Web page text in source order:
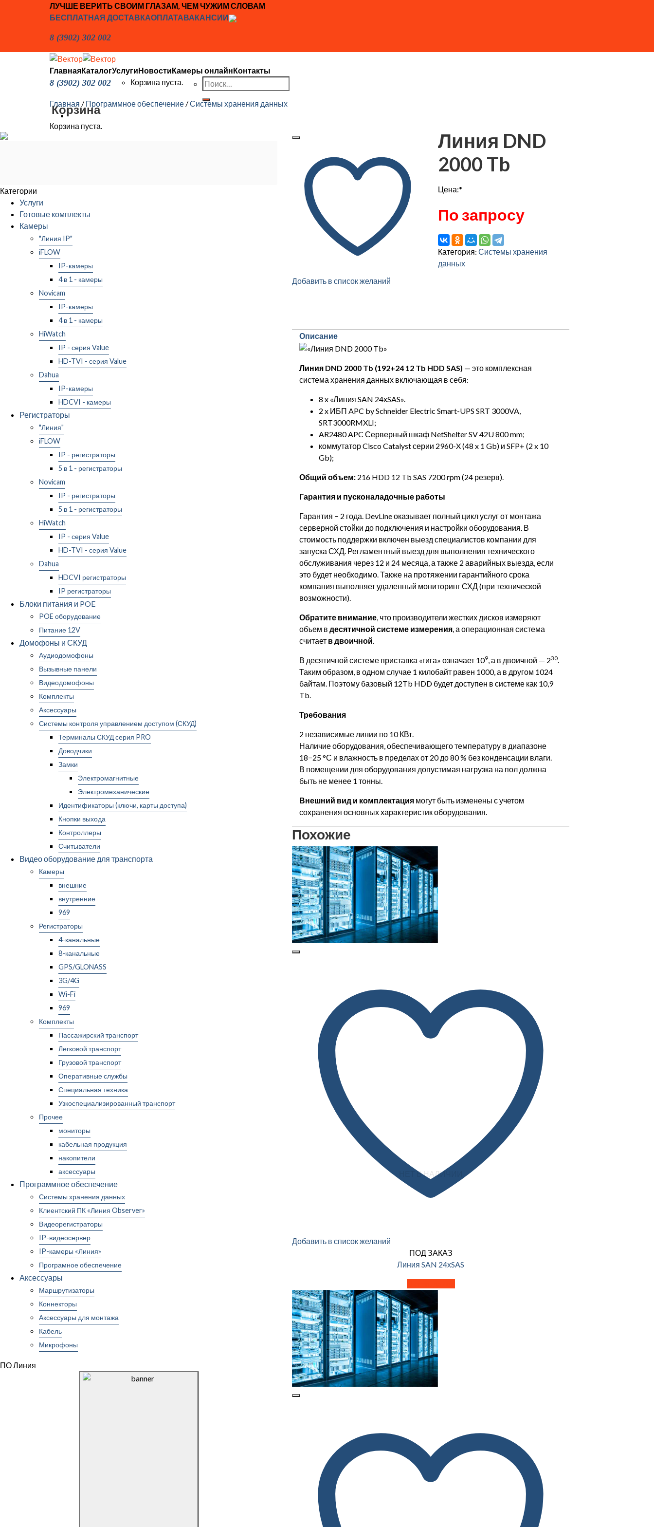
ЛУЧШЕ ВЕРИТЬ СВОИМ ГЛАЗАМ, ЧЕМ ЧУЖИМ СЛОВАМ
БЕСПЛАТНАЯ ДОСТАВКАОПЛАТАВАКАНСИИ
8 (3902) 302 002
ГлавнаяКаталогУслугиНовостиКамеры онлайнКонтакты
8 (3902) 302 002 Корзина пуста. Искать:
Корзина
Корзина пуста.
Главная / Программное обеспечение /Системы хранения данных
Категории
Услуги
Готовые комплекты
Камеры
"Линия IP"
iFLOW
IP-камеры
4 в 1 - камеры
Novicam
IP-камеры
4 в 1 - камеры
HiWatch
IP - серия Value
HD-TVI - серия Value
Dahua
IP-камеры
HDCVI - камеры
Регистраторы
"Линия"
iFLOW
IP - регистраторы
5 в 1 - регистраторы
Novicam
IP - регистраторы
5 в 1 - регистраторы
HiWatch
IP - серия Value
HD-TVI - серия Value
Dahua
HDCVI регистраторы
IP регистраторы
Блоки питания и POE
POE оборудование
Питание 12V
Домофоны и СКУД
Аудиодомофоны
Вызывные панели
Видеодомофоны
Комплекты
Аксессуары
Системы контроля управлением доступом (СКУД)
Терминалы СКУД серия PRO
Доводчики
Замки
Электромагнитные
Электромеханические
Идентификаторы (ключи, карты доступа)
Кнопки выхода
Контроллеры
Считыватели
Видео оборудование для транспорта
Камеры
внешние
внутренние
969
Регистраторы
4-канальные
8-канальные
GPS/GLONASS
3G/4G
Wi-Fi
969
Комплекты
Пассажирский транспорт
Легковой транспорт
Грузовой транспорт
Оперативные службы
Специальная техника
Узкоспециализированный транспорт
Прочее
мониторы
кабельная продукция
накопители
аксессуары
Программное обеспечение
Системы хранения данных
Клиентский ПК «Линия Observer»
Видеорегистраторы
IP-видеосервер
IP-камеры «Линия»
Програмное обеспечение
Аксессуары
Маршрутизаторы
Коннекторы
Аксессуары для монтажа
Кабель
Микрофоны
ПО Линия
Добавить в список желаний
Линия DND
2000 Tb
Цена:*
По запросу
Категория: Системы хранения
данных
Описание
Линия DND 2000 Tb (192+24 12 Tb HDD SAS) — это комплексная
система хранения данных включающая в себя:
8 x «Линия SAN 24хSAS».
2 x ИБП APC by Schneider Electric Smart-UPS SRT 3000VA,
SRT3000RMXLI;
AR2480 APC Серверный шкаф NetShelter SV 42U 800 mm;
коммутатор Cisco Catalyst серии 2960-X (48 x 1 Gb) и SFP+ (2 x 10
Gb);
Общий объем: 216 HDD 12 Tb SAS 7200 rpm (24 резерв).
Гарантия и пусконаладочные работы
Гарантия − 2 года. DevLine оказывает полный цикл услуг от монтажа
серверной стойки до подключения и настройки оборудования. В
стоимость поддержки включен выезд специалистов компании для
запуска СХД. Регламентный выезд для выполнения технического
обслуживания через 12 и 24 месяца, а также 2 аварийных выезда, если
это будет необходимо. Также на протяжении гарантийного срока
компания выполняет удаленный мониторинг СХД (при технической
возможности).
Обратите внимание, что производители жестких дисков измеряют
объем в десятичной системе измерения, а операционная система
считает в двоичной.
В десятичной системе приставка «гига» означает 109, а в двоичной — 230.
Таким образом, в одном случае 1 килобайт равен 1000, а в другом 1024
байтам. Поэтому базовый 12Tb HDD будет доступен в системе как 10,9
Tb.
Требования
2 независимые линии по 10 КВт.
Наличие оборудования, обеспечивающего температуру в диапазоне
18−25 °С и влажность в пределах от 20 до 80 % без конденсации влаги.
В помещении для оборудования допустимая нагрузка на пол должна
быть не менее 1 тонны.
Внешний вид и комплектация могут быть изменены с учетом
сохранения основных характеристик оборудования.
Похожие
Добавить в список желаний
НЕТ В НАЛИЧИИ
ПОД ЗАКАЗ
Линия SAN 24хSAS